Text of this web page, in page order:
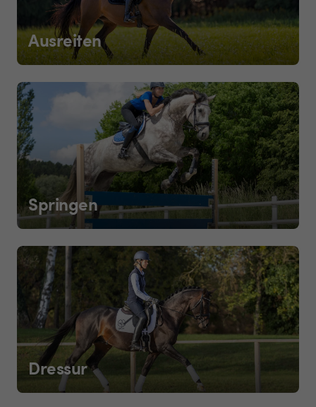
Ausreiten
Springen
Dressur